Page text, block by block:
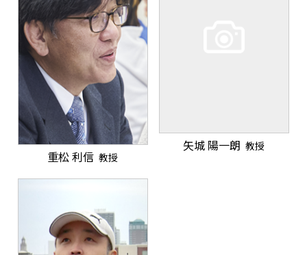
重松 利信 教授
矢城 陽一朗 教授